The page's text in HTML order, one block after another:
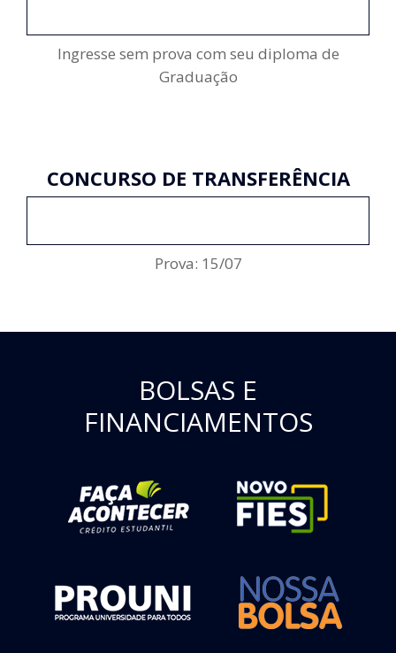
Ingresse sem prova com seu diploma de
Graduação
CONCURSO DE TRANSFERÊNCIA
Prova: 15/07
BOLSAS E
FINANCIAMENTOS